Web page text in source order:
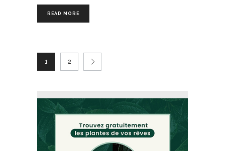
READ MORE
1 2